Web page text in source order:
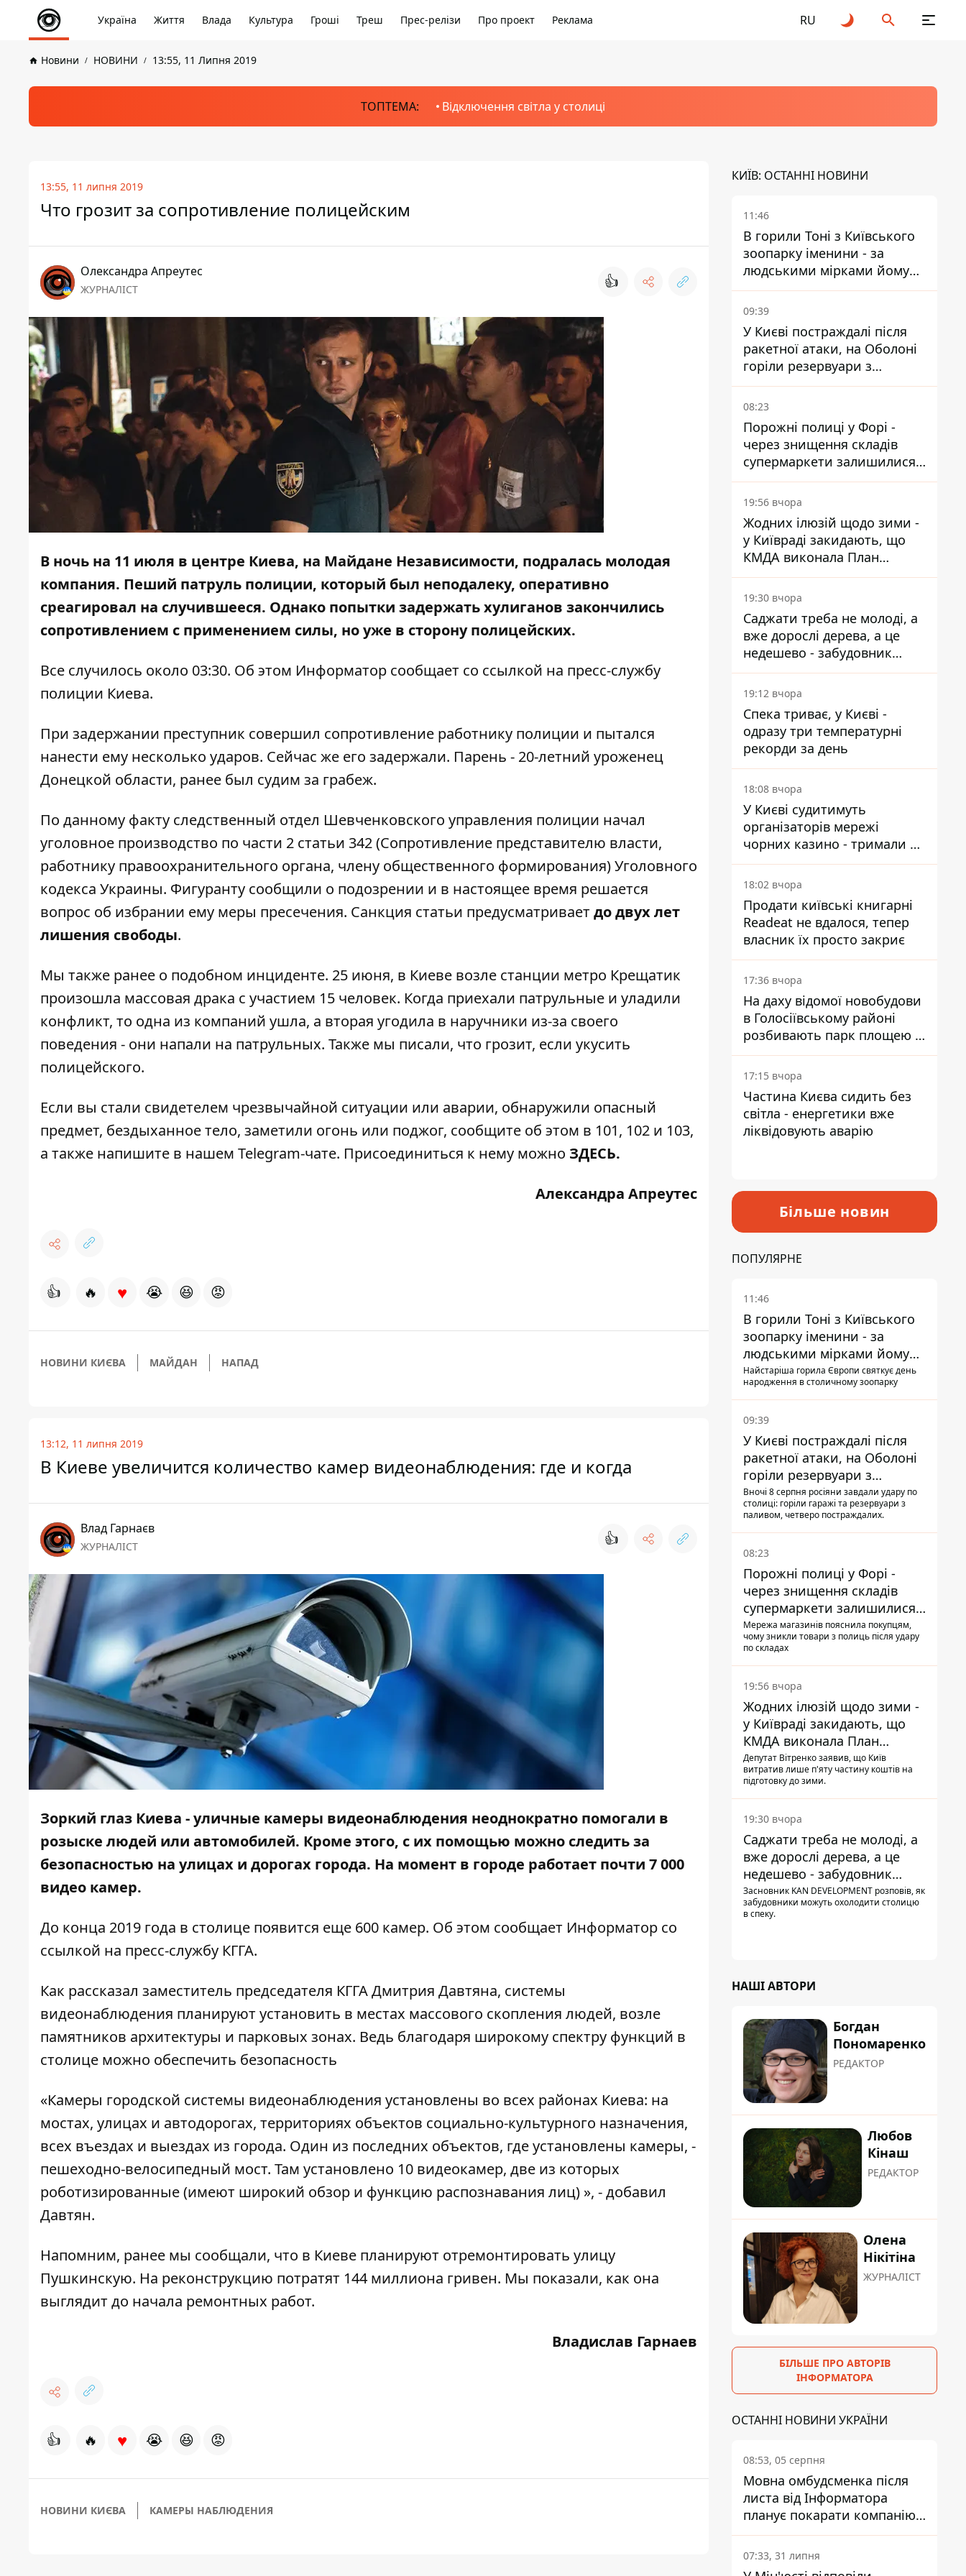
Україна Життя Влада Культура Гроші Треш Прес-релізи Про проект Реклама RU
Новини НОВИНИ 13:55, 11 Липня 2019
ТОПТЕМА: Відключення світла у столиці
13:55, 11 липня 2019
Что грозит за сопротивление полицейским
Олександра Апреутес
ЖУРНАЛІСТ 👍
В ночь на 11 июля в центре Киева, на Майдане Независимости, подралась молодая
компания. Пеший патруль полиции, который был неподалеку, оперативно
среагировал на случившееся. Однако попытки задержать хулиганов закончились
сопротивлением с применением силы, но уже в сторону полицейских.
Все случилось около 03:30. Об этом Информатор сообщает со ссылкой на пресс-службу
полиции Киева.
При задержании преступник совершил сопротивление работнику полиции и пытался
нанести ему несколько ударов. Сейчас же его задержали. Парень - 20-летний уроженец
Донецкой области, ранее был судим за грабеж.
По данному факту следственный отдел Шевченковского управления полиции начал
уголовное производство по части 2 статьи 342 (Сопротивление представителю власти,
работнику правоохранительного органа, члену общественного формирования) Уголовного
кодекса Украины. Фигуранту сообщили о подозрении и в настоящее время решается
вопрос об избрании ему меры пресечения. Санкция статьи предусматривает до двух лет
лишения свободы.
Мы также ранее о подобном инциденте. 25 июня, в Киеве возле станции метро Крещатик
произошла массовая драка с участием 15 человек. Когда приехали патрульные и уладили
конфликт, то одна из компаний ушла, а вторая угодила в наручники из-за своего
поведения - они напали на патрульных. Также мы писали, что грозит, если укусить
полицейского.
Если вы стали свидетелем чрезвычайной ситуации или аварии, обнаружили опасный
предмет, бездыханное тело, заметили огонь или поджог, сообщите об этом в 101, 102 и 103,
а также напишите в нашем Telegram-чате. Присоединиться к нему можно ЗДЕСЬ.
Александра Апреутес
👍 🔥 ♥ 😭 😆 😡
НОВИНИ КИЄВА МАЙДАН НАПАД
13:12, 11 липня 2019
В Киеве увеличится количество камер видеонаблюдения: где и когда
Влад Гарнаєв
ЖУРНАЛІСТ 👍
Зоркий глаз Киева - уличные камеры видеонаблюдения неоднократно помогали в
розыске людей или автомобилей. Кроме этого, с их помощью можно следить за
безопасностью на улицах и дорогах города. На момент в городе работает почти 7 000
видео камер.
До конца 2019 года в столице появится еще 600 камер. Об этом сообщает Информатор со
ссылкой на пресс-службу КГГА.
Как рассказал заместитель председателя КГГА Дмитрия Давтяна, системы
видеонаблюдения планируют установить в местах массового скопления людей, возле
памятников архитектуры и парковых зонах. Ведь благодаря широкому спектру функций в
столице можно обеспечить безопасность
«Камеры городской системы видеонаблюдения установлены во всех районах Киева: на
мостах, улицах и автодорогах, территориях объектов социально-культурного назначения,
всех въездах и выездах из города. Один из последних объектов, где установлены камеры, -
пешеходно-велосипедный мост. Там установлено 10 видеокамер, две из которых
роботизированные (имеют широкий обзор и функцию распознавания лиц) », - добавил
Давтян.
Напомним, ранее мы сообщали, что в Киеве планируют отремонтировать улицу
Пушкинскую. На реконструкцию потратят 144 миллиона гривен. Мы показали, как она
выглядит до начала ремонтных работ.
Владислав Гарнаев
👍 🔥 ♥ 😭 😆 😡
НОВИНИ КИЄВА КАМЕРЫ НАБЛЮДЕНИЯ
КИЇВ: ОСТАННІ НОВИНИ
11:46
В горили Тоні з Київського
зоопарку іменини - за
людськими мірками йому
вже понад 90 років
09:39
У Києві постраждалі після
ракетної атаки, на Оболоні
горіли резервуари з
паливом
08:23
Порожні полиці у Форі -
через знищення складів
супермаркети залишилися
без асортименту
19:56 вчора
Жодних ілюзій щодо зими -
у Київраді закидають, що
КМДА виконала План
стійкості на 20%
19:30 вчора
Саджати треба не молоді, а
вже дорослі дерева, а це
недешево - забудовник
Ніконов
19:12 вчора
Спека триває, у Києві -
одразу три температурні
рекорди за день
18:08 вчора
У Києві судитимуть
організаторів мережі
чорних казино - тримали 39
закладів
18:02 вчора
Продати київські книгарні
Readeat не вдалося, тепер
власник їх просто закриє
17:36 вчора
На даху відомої новобудови
в Голосіївському районі
розбивають парк площею в
гектар
17:15 вчора
Частина Києва сидить без
світла - енергетики вже
ліквідовують аварію
Більше новин
ПОПУЛЯРНЕ
11:46
В горили Тоні з Київського
зоопарку іменини - за
людськими мірками йому
вже понад 90 років
Найстаріша горила Європи святкує день
народження в столичному зоопарку
09:39
У Києві постраждалі після
ракетної атаки, на Оболоні
горіли резервуари з
паливом
Вночі 8 серпня росіяни завдали удару по
столиці: горіли гаражі та резервуари з
паливом, четверо постраждалих.
08:23
Порожні полиці у Форі -
через знищення складів
супермаркети залишилися
без асортименту
Мережа магазинів пояснила покупцям,
чому зникли товари з полиць після удару
по складах
19:56 вчора
Жодних ілюзій щодо зими -
у Київраді закидають, що
КМДА виконала План
стійкості на 20%
Депутат Вітренко заявив, що Київ
витратив лише п'яту частину коштів на
підготовку до зими.
19:30 вчора
Саджати треба не молоді, а
вже дорослі дерева, а це
недешево - забудовник
Ніконов
Засновник KAN DEVELOPMENT розповів, як
забудовники можуть охолодити столицю
в спеку.
НАШІ АВТОРИ
Богдан
Пономаренко
РЕДАКТОР
Любов
Кінаш
РЕДАКТОР
Олена
Нікітіна
ЖУРНАЛІСТ
БІЛЬШЕ ПРО АВТОРІВ
ІНФОРМАТОРА
ОСТАННІ НОВИНИ УКРАЇНИ
08:53, 05 серпня
Мовна омбудсменка після
листа від Інформатора
планує покарати компанію-
підрядника ПриватБанку
07:33, 31 липня